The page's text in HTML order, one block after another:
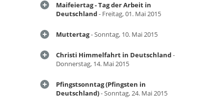
Maifeiertag - Tag der Arbeit in
Deutschland- Freitag, 01. Mai 2015
Muttertag- Sonntag, 10. Mai 2015
Christi Himmelfahrt in Deutschland-
Donnerstag, 14. Mai 2015
Pfingstsonntag (Pfingsten in
Deutschland)- Sonntag, 24. Mai 2015